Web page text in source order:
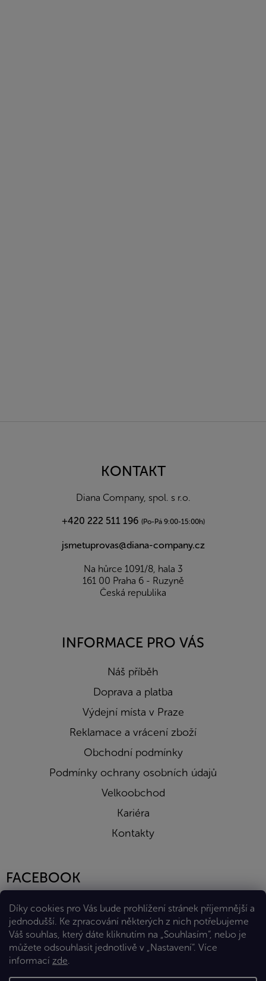
Díky cookies pro Vás bude prohlížení stránek příjemnější a
jednodušší. Ke zpracování některých z nich potřebujeme
Váš souhlas, který dáte kliknutím na „Souhlasím“, nebo je
můžete odsouhlasit jednotlivě v „Nastavení“. Více
informací zde.
KONTAKT
Diana Company, spol. s r.o.
+420 222 511 196 (Po-Pá 9:00-15:00h)
jsmetuprovas@diana-company.cz
Na hůrce 1091/8, hala 3
161 00 Praha 6 - Ruzyně
Česká republika
INFORMACE PRO VÁS
Náš příběh
Doprava a platba
Výdejní místa v Praze
Reklamace a vrácení zboží
Obchodní podmínky
Podmínky ochrany osobních údajů
Velkoobchod
Kariéra
Kontakty
FACEBOOK